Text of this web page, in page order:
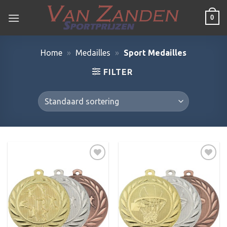
naar
0
Home » Medailles » Sport Medailles
FILTER
Toevoegen
aan
verlanglijst
Toevoegen
aan
verlanglijst